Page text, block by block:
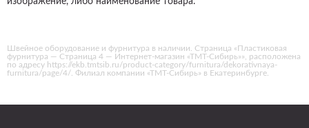
Швейное оборудование и фурнитура в наличии. Страница «Пластиковая
фурнитура — Страница 4 — Интернет-магазин «ТМТ-Сибирь»», расположена
по адресу https://ekb.tmtsib.ru/product-category/furnitura/dekorativnaya-
furnitura/page/4/. Филиал компании «ТМТ-Сибирь» в Екатеринбурге.